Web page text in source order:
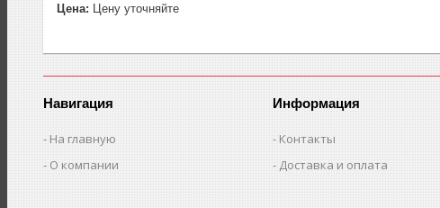
Цена: Цену уточняйте
Навигация
На главную
О компании
Информация
Контакты
Доставка и оплата